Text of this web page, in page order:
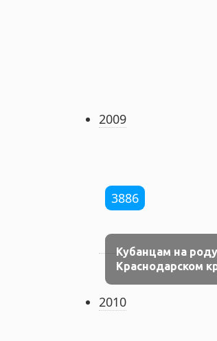
2009
3886
Кубанцам на
Краснодарском
2010